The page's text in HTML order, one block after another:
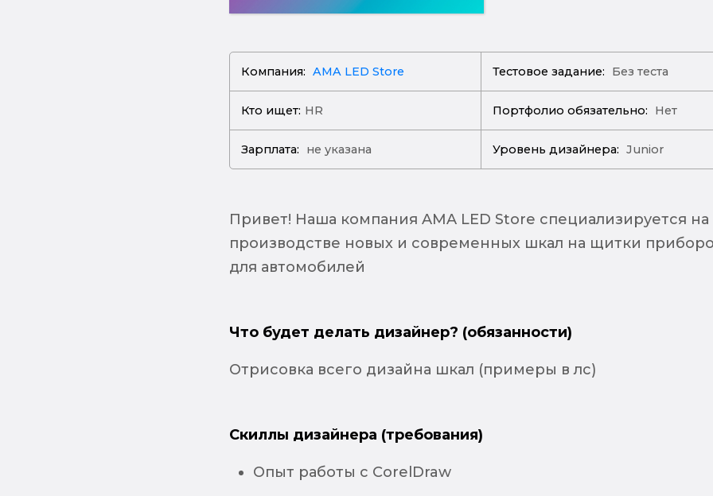
Компания: AMA LED Store Тестовое задание: Без теста
Кто ищет: HR Портфолио обязательно: Нет
Зарплата: не указана Уровень дизайнера: Junior
Привет! Наша компания AMA LED Store специализируется на
производстве новых и современных шкал на щитки
для автомобилей
Что будет делать дизайнер? (обязанности)
Отрисовка всего дизайна шкал (примеры в лс)
Скиллы дизайнера (требования)
Опыт работы с CorelDraw